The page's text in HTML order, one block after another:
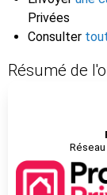
Privées
Consulter
Résumé de